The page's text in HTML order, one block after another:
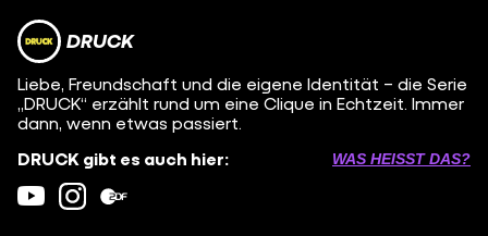
DRUCK
Liebe, Freundschaft und die eigene Identität – die Serie
„DRUCK“ erzählt rund um eine Clique in Echtzeit. Immer
dann, wenn etwas passiert.
DRUCK gibt es auch hier:
WAS HEISST DAS?